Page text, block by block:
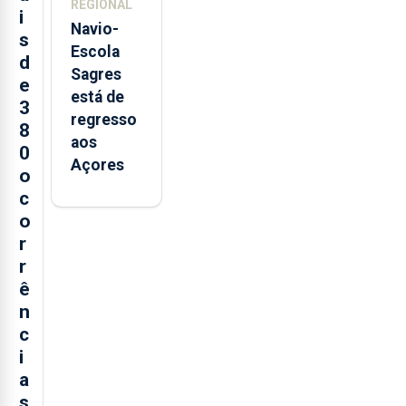
i
s
d
e
3
8
0
o
c
o
r
r
ê
n
c
i
a
REGIONAL
Navio-
Escola
Sagres
está de
regresso
aos
Açores